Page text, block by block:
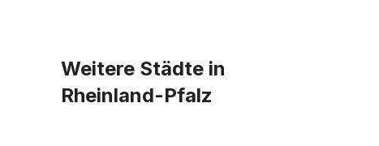
Weitere Städte in
Rheinland-Pfalz